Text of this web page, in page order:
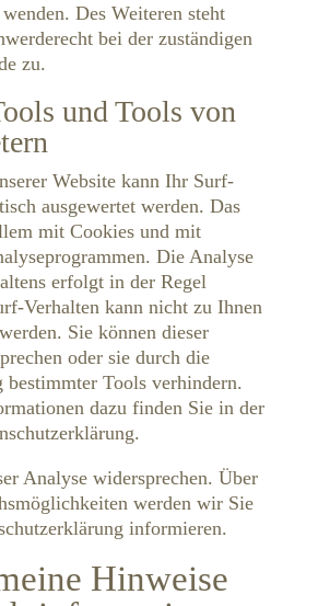
Des Weiteren steht
bei der zuständigen
zu.
und Tools von
Website kann Ihr Surf-
ausgewertet werden. Das
mit Cookies und mit
Die Analyse
erfolgt in der Regel
Verhalten kann nicht zu Ihnen
Sie können dieser
oder sie durch die
bestimmter Tools verhindern.
dazu finden Sie in der
Analyse widersprechen. Über
werden wir Sie
informieren.
Hinweise